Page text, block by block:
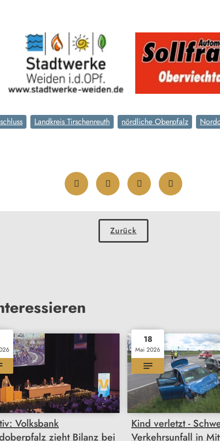
Landkreis Tirschenreuth nördliche Oberpfalz
Zurück
Volksbank
zieht Bilanz bei
18
Mai 2026
Kind verletzt -
Verkehrsunfall in